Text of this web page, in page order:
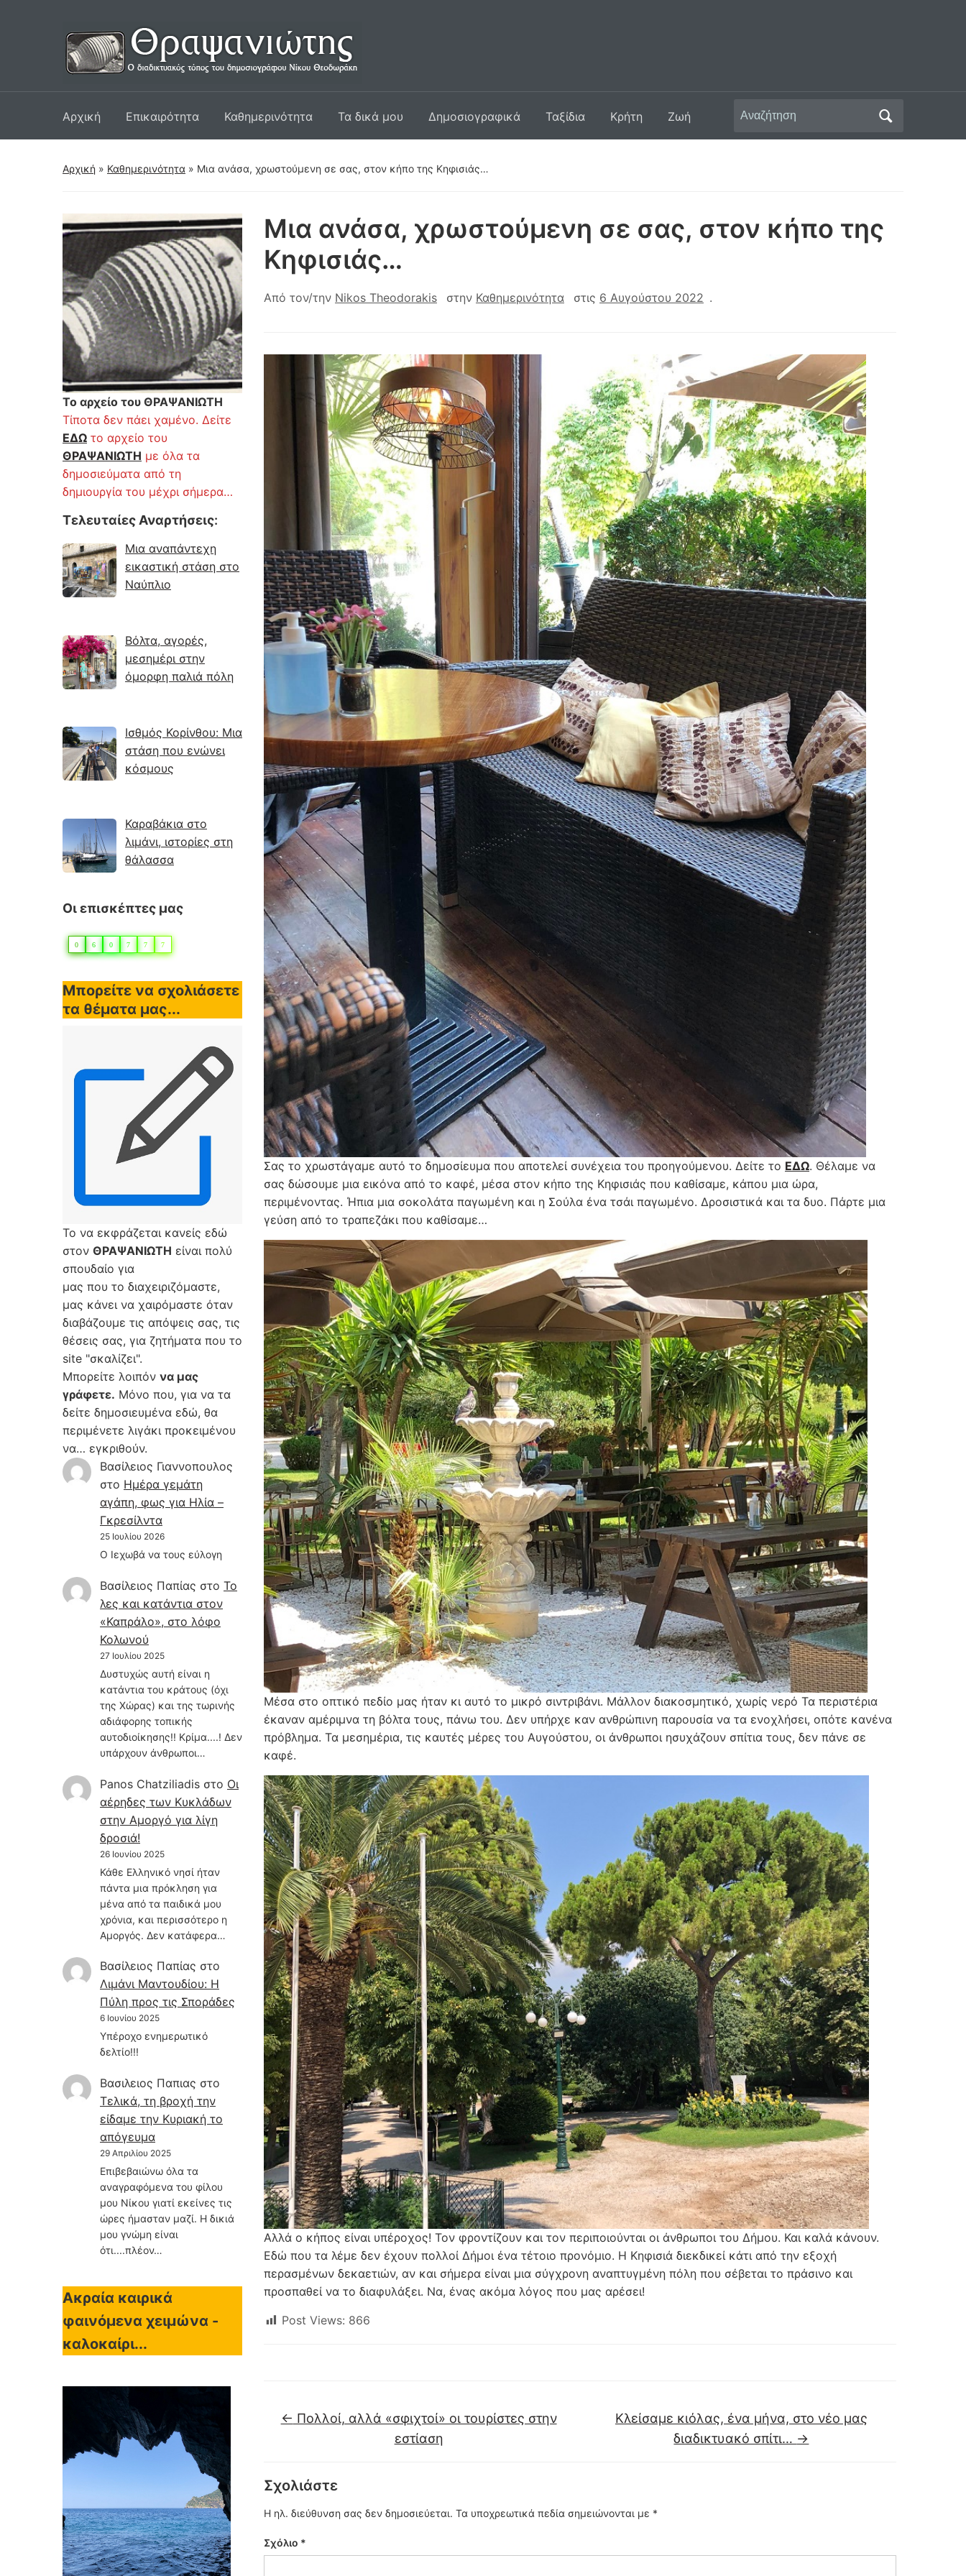
Αρχική Επικαιρότητα Καθημερινότητα Τα δικά μου Δημοσιογραφικά Ταξίδια Κρήτη Ζωή
Αναζήτηση
Αρχική » Καθημερινότητα » Μια ανάσα, χρωστούμενη σε σας, στον κήπο της Κηφισιάς…
Το αρχείο του ΘΡΑΨΑΝΙΩΤΗ
Τίποτα δεν πάει χαμένο. Δείτε
ΕΔΩ το αρχείο του
ΘΡΑΨΑΝΙΩΤΗ με όλα τα
δημοσιεύματα από τη
δημιουργία του μέχρι σήμερα…
Τελευταίες Αναρτήσεις:
Μια αναπάντεχη
εικαστική στάση στο
Ναύπλιο
Βόλτα, αγορές,
μεσημέρι στην
όμορφη παλιά πόλη
Ισθμός Κορίνθου: Μια
στάση που ενώνει
κόσμους
Καραβάκια στο
λιμάνι, ιστορίες στη
θάλασσα
Οι επισκέπτες μας
0 6 0 7 7 7
Μπορείτε να σχολιάσετε
τα θέματα μας...
Το να εκφράζεται κανείς εδώ
στον ΘΡΑΨΑΝΙΩΤΗ είναι πολύ
σπουδαίο για
μας που το διαχειριζόμαστε,
μας κάνει να χαιρόμαστε όταν
διαβάζουμε τις απόψεις σας, τις
θέσεις σας, για ζητήματα που το
site "σκαλίζει".
Μπορείτε λοιπόν να μας
γράφετε. Μόνο που, για να τα
δείτε δημοσιευμένα εδώ, θα
περιμένετε λιγάκι προκειμένου
να… εγκριθούν.
Βασίλειος Γιαννοπουλος
στο Hμέρα γεμάτη
αγάπη, φως για Ηλία –
Γκρεσίλντα
25 Ιουλίου 2026
Ο Ιεχωβά να τους εύλογη
Βασίλειος Παπίας στο Το
λες και κατάντια στον
«Καπράλο», στο λόφο
Κολωνού
27 Ιουλίου 2025
Δυστυχώς αυτή είναι η
κατάντια του κράτους (όχι
της Χώρας) και της τωρινής
αδιάφορης τοπικής
αυτοδιοίκησης!! Κρίμα....! Δεν
υπάρχουν άνθρωποι…
Panos Chatziliadis στο Οι
αέρηδες των Κυκλάδων
στην Αμοργό για λίγη
δροσιά!
26 Ιουνίου 2025
Κάθε Ελληνικό νησί ήταν
πάντα μια πρόκληση για
μένα από τα παιδικά μου
χρόνια, και περισσότερο η
Αμοργός. Δεν κατάφερα…
Βασίλειος Παπίας στο
Λιμάνι Μαντουδίου: Η
Πύλη προς τις Σποράδες
6 Ιουνίου 2025
Υπέροχο ενημερωτικό
δελτίο!!!
Βασιλειος Παπιας στο
Τελικά, τη βροχή την
είδαμε την Κυριακή το
απόγευμα
29 Απριλίου 2025
Επιβεβαιώνω όλα τα
αναγραφόμενα του φίλου
μου Νίκου γιατί εκείνες τις
ώρες ήμασταν μαζί. Η δικιά
μου γνώμη είναι
ότι....πλέον…
Ακραία καιρικά
φαινόμενα χειμώνα -
καλοκαίρι...
Μια ανάσα, χρωστούμενη σε σας, στον κήπο της
Κηφισιάς…
Από τον/την Nikos Theodorakis στην Καθημερινότητα στις 6 Αυγούστου 2022 .
Σας το χρωστάγαμε αυτό το δημοσίευμα που αποτελεί συνέχεια του προηγούμενου. Δείτε το ΕΔΩ. Θέλαμε να
σας δώσουμε μια εικόνα από το καφέ, μέσα στον κήπο της Κηφισιάς που καθίσαμε, κάπου μια ώρα,
περιμένοντας. Ήπια μια σοκολάτα παγωμένη και η Σούλα ένα τσάι παγωμένο. Δροσιστικά και τα δυο. Πάρτε μια
γεύση από το τραπεζάκι που καθίσαμε…
Μέσα στο οπτικό πεδίο μας ήταν κι αυτό το μικρό σιντριβάνι. Μάλλον διακοσμητικό, χωρίς νερό Τα περιστέρια
έκαναν αμέριμνα τη βόλτα τους, πάνω του. Δεν υπήρχε καν ανθρώπινη παρουσία να τα ενοχλήσει, οπότε κανένα
πρόβλημα. Τα μεσημέρια, τις καυτές μέρες του Αυγούστου, οι άνθρωποι ησυχάζουν σπίτια τους, δεν πάνε σε
καφέ.
Αλλά ο κήπος είναι υπέροχος! Τον φροντίζουν και τον περιποιούνται οι άνθρωποι του Δήμου. Και καλά κάνουν.
Εδώ που τα λέμε δεν έχουν πολλοί Δήμοι ένα τέτοιο προνόμιο. Η Κηφισιά διεκδικεί κάτι από την εξοχή
περασμένων δεκαετιών, αν και σήμερα είναι μια σύγχρονη αναπτυγμένη πόλη που σέβεται το πράσινο και
προσπαθεί να το διαφυλάξει. Να, ένας ακόμα λόγος που μας αρέσει!
Post Views: 866
← Πολλοί, αλλά «σφιχτοί» οι τουρίστες στην
εστίαση
Κλείσαμε κιόλας, ένα μήνα, στο νέο μας
διαδικτυακό σπίτι… →
Σχολιάστε
Η ηλ. διεύθυνση σας δεν δημοσιεύεται. Τα υποχρεωτικά πεδία σημειώνονται με *
Σχόλιο *